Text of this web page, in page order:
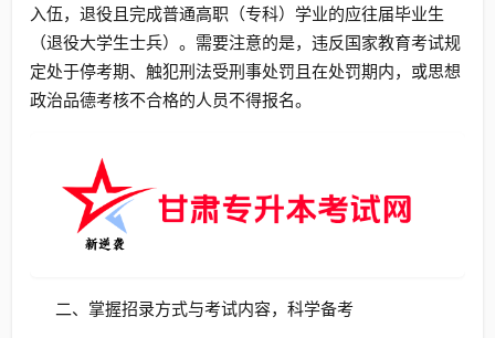
入伍，退役且完成普通高职（专科）学业的应往届毕业生
（退役大学生士兵）。需要注意的是，违反国家教育考试规
定处于停考期、触犯刑法受刑事处罚且在处罚期内，或思想
政治品德考核不合格的人员不得报名。
二、掌握招录方式与考试内容，科学备考